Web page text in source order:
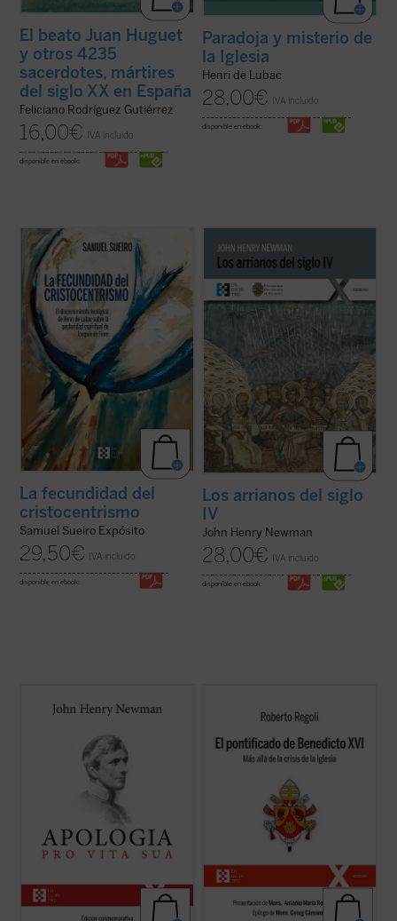
El beato Juan Huguet
y otros 4235
sacerdotes, mártires
del siglo XX en España
Feliciano Rodríguez Gutiérrez
16,00€ IVA incluido
disponible en ebook:
Paradoja y misterio de
la Iglesia
Henri de Lubac
28,00€ IVA incluido
disponible en ebook:
Antes que una cuestión relativa a la
teología de la historia o a la eclesiología, el
problema dogmático detectado por Henri
de Lubac enLa posteridad espiritual de
Joaquín de Fiorees de orden cristológico y
trinitario, o mejor, de ... (ver ficha)
La fecundidad del
cristocentrismo
Samuel Sueiro Expósito
29,50€ IVA incluido
disponible en ebook:
aborda la génesis, el desarrollo y
consecuencias de la herejía arriana, la
de la época de las persecuciones. Aunque
la obra se sitúa casi al inicio de la ...(ver
Los arrianos del siglo
IV
John Henry Newman
28,00€ IVA incluido
disponible en ebook:
literatura autobiográfica universal, supuso
rechazo que había causado en Inglaterra
su conversión al catolicismo. La presente ...
amplia mirada de conjunto sólidamente
Ratzinger como papa, a la vez que señala
algunas claves interpretativas que ...(ver